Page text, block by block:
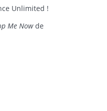
Unlimited !
Me Nowde